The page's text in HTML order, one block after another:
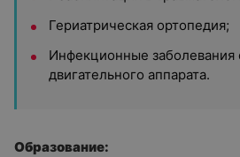
Гериатрическая ортопедия;
Инфекционные заболевания
двигательного аппарата.
Образование: